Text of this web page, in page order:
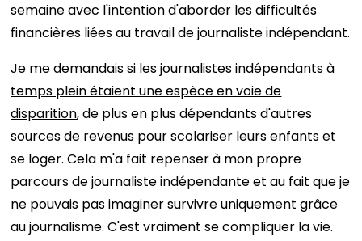
semaine avec l'intention d'aborder les difficultés
financières liées au travail de journaliste indépendant.
Je me demandais si les journalistes indépendants à
temps plein étaient une espèce en voie de
disparition, de plus en plus dépendants d'autres
sources de revenus pour scolariser leurs enfants et
se loger. Cela m'a fait repenser à mon propre
parcours de journaliste indépendante et au fait que je
ne pouvais pas imaginer survivre uniquement grâce
au journalisme. C'est vraiment se compliquer la vie.